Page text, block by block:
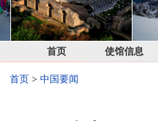
首页 使馆信息
首页 > 中国要闻